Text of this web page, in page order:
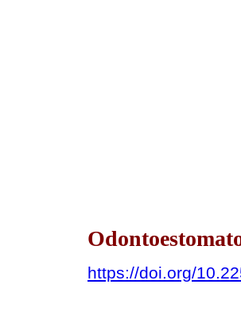
https://doi.org/